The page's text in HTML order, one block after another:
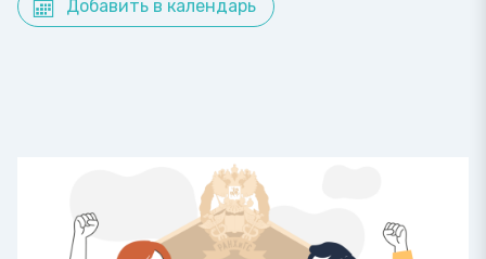
Добавить в календарь